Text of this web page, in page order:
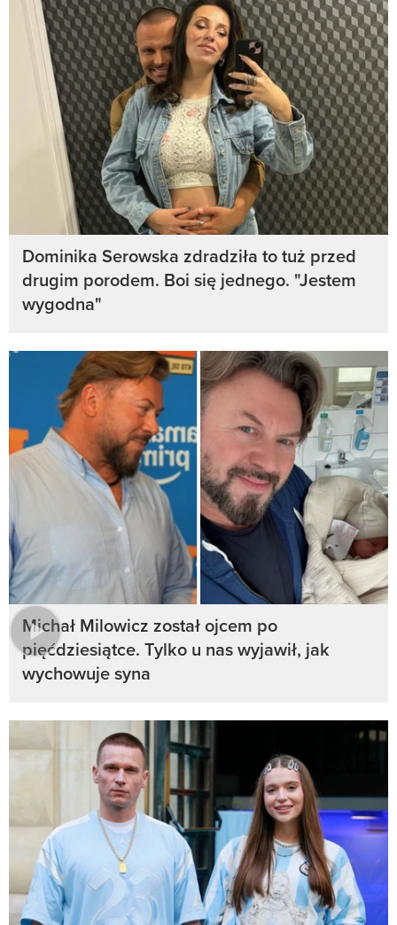
Dominika Serowska zdradziła to tuż przed
drugim porodem. Boi się jednego. "Jestem
wygodna"
Michał Milowicz został ojcem po
pięćdziesiątce. Tylko u nas wyjawił, jak
wychowuje syna